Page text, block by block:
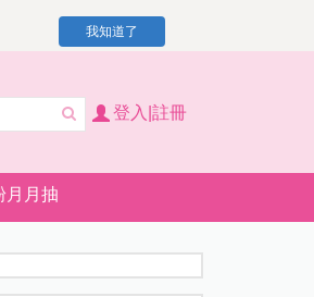
我知道了
登入|註冊
月月抽